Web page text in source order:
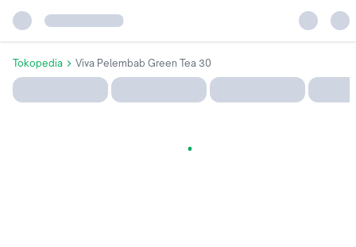
Tokopedia Viva Pelembab Green Tea 30